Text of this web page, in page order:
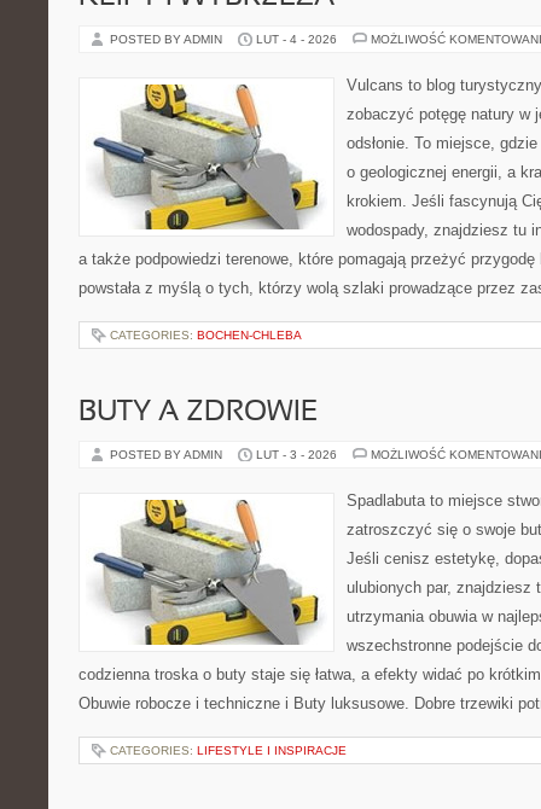
POSTED BY ADMIN LUT - 4 - 2026 MOŻLIWOŚĆ
Vulcans to blog
zobaczyć potęgę natury w
odsłonie. To miejsce,
o geologicznej energii, a
krokiem. Jeśli fascynują
wodospady, znajdziesz tu
a także podpowiedzi terenowe, które pomagają przeżyć
powstała z myślą o tych, którzy wolą szlaki prowadzące przez
CATEGORIES: BOCHEN-CHLEBA
BUTY A ZDROWIE
POSTED BY ADMIN LUT - 3 - 2026 MOŻLIWOŚĆ
Spadlabuta to miejsce
zatroszczyć się o swoje
Jeśli cenisz estetykę,
ulubionych par, znajdziesz
utrzymania obuwia w
wszechstronne podejście
codzienna troska o buty staje się łatwa, a efekty widać po
Obuwie robocze i techniczne i Buty luksusowe. Dobre trzewiki
CATEGORIES: LIFESTYLE I INSPIRACJE